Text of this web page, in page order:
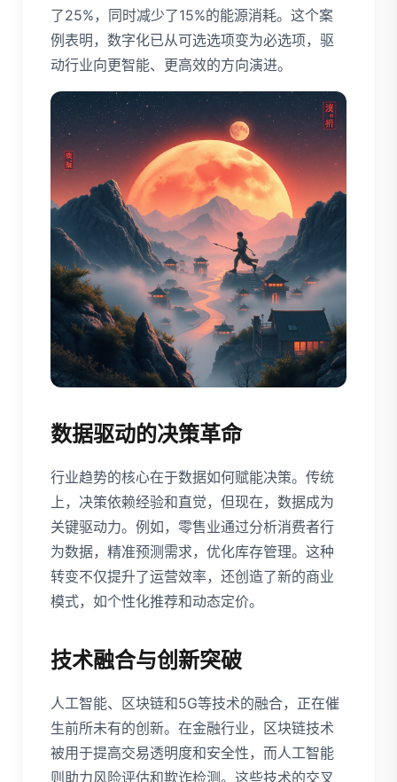
了25%，同时减少了15%的能源消耗。这个案
例表明，数字化已从可选选项变为必选项，驱
动行业向更智能、更高效的方向演进。
数据驱动的决策革命
行业趋势的核心在于数据如何赋能决策。传统
上，决策依赖经验和直觉，但现在，数据成为
关键驱动力。例如，零售业通过分析消费者行
为数据，精准预测需求，优化库存管理。这种
转变不仅提升了运营效率，还创造了新的商业
模式，如个性化推荐和动态定价。
技术融合与创新突破
人工智能、区块链和5G等技术的融合，正在催
生前所未有的创新。在金融行业，区块链技术
被用于提高交易透明度和安全性，而人工智能
则助力风险评估和欺诈检测。这些技术的交叉